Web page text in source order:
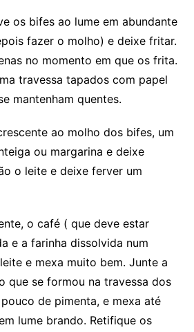
os bifes ao lume em abundante
fazer o molho) e deixe fritar.
no momento em que os frita.
travessa tapados com papel
mantenham quentes.
ao molho dos bifes, um
ou margarina e deixe
o leite e deixe ferver um
o café ( que deve estar
e a farinha dissolvida num
e mexa muito bem. Junte a
que se formou na travessa dos
de pimenta, e mexa até
lume brando. Retifique os